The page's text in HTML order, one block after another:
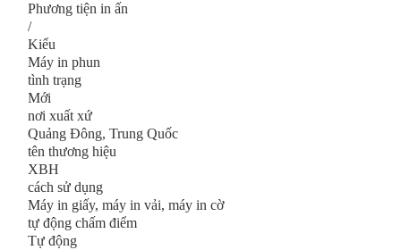
Phương tiện in ấn
/
Kiểu
Máy in phun
tình trạng
Mới
nơi xuất xứ
Quảng Đông, Trung Quốc
tên thương hiệu
XBH
cách sử dụng
Máy in giấy, máy in vải, máy in cờ
tự động chấm điểm
Tự động